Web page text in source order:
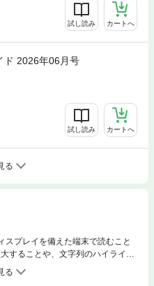
試し読み カートへ
ド 2026年06月号
試し読み カートへ
る
プレイを備えた端末で読むこと
することや、文字列のハイライ
が使用できません。■動画の視聴
上でご覧いただけます。2）動画